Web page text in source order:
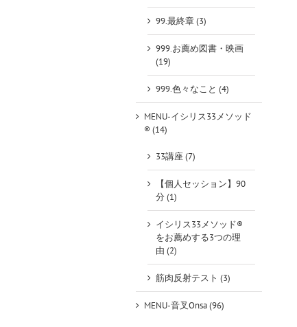
99.最終章 (3)
999.お薦め図書・映画
(19)
999.色々なこと (4)
MENU-イシリス33メソッド
® (14)
33講座 (7)
【個人セッション】90
分 (1)
イシリス33メソッド®
をお薦めする3つの理
由 (2)
筋肉反射テスト (3)
MENU-音叉Onsa (96)